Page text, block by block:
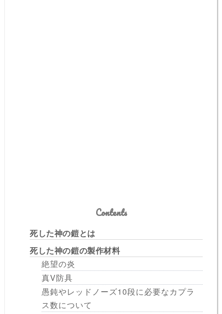
Contents
死した神の鎧とは
死した神の鎧の製作材料
絶望の炎
真V防具
愚鈍やレッドノーズ10段に必要なカプラ
ス数について